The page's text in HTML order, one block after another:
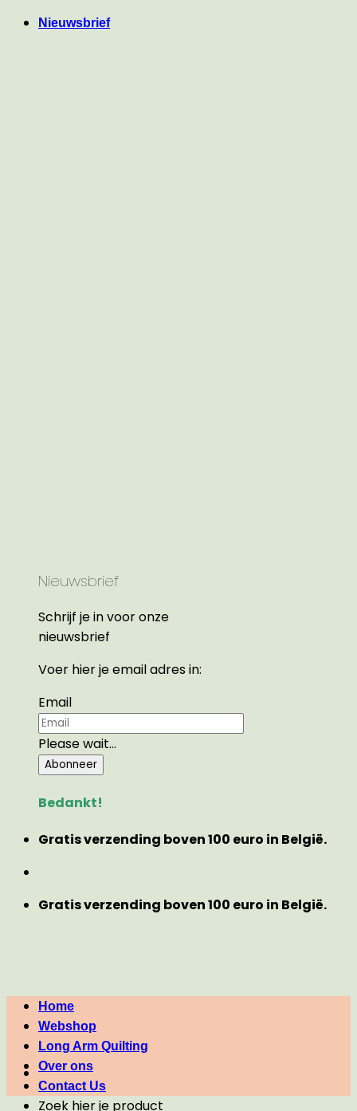
Nieuwsbrief
Nieuwsbrief
Schrijf je in voor onze
nieuwsbrief
Voer hier je email adres in:
Email
Please wait...
Abonneer
Bedankt!
Gratis verzending boven 100 euro in België.
Gratis verzending boven 100 euro in België.
Zoek hier je product
Home
Webshop
Long Arm Quilting
Over ons
Contact Us